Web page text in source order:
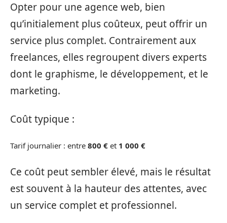
Opter pour une agence web, bien
qu’initialement plus coûteux, peut offrir un
service plus complet. Contrairement aux
freelances, elles regroupent divers experts
dont le graphisme, le développement, et le
marketing.
Coût typique :
Tarif journalier : entre 800 € et 1 000 €
Ce coût peut sembler élevé, mais le résultat
est souvent à la hauteur des attentes, avec
un service complet et professionnel.